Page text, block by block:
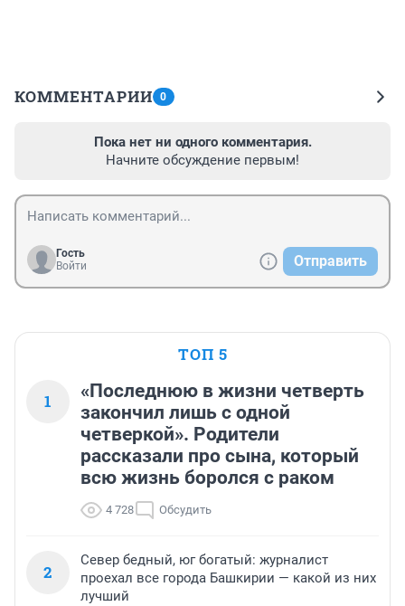
КОММЕНТАРИИ 0
Пока нет ни одного комментария.
Начните обсуждение первым!
Гость
Войти
Отправить
ТОП 5
1
«Последнюю в жизни четверть
закончил лишь с одной
четверкой». Родители
рассказали про сына, который
всю жизнь боролся с раком
4 728 Обсудить
2
Север бедный, юг богатый: журналист
проехал все города Башкирии — какой из них
лучший